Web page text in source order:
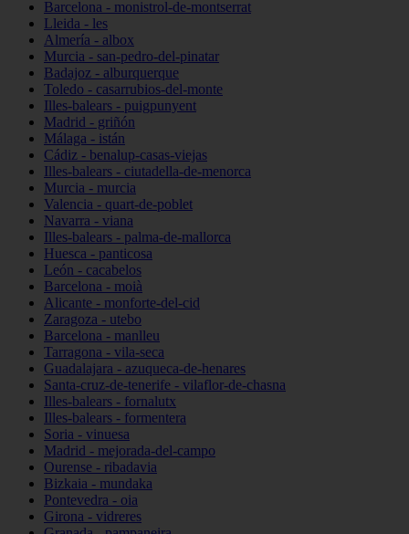
Barcelona - monistrol-de-montserrat
Lleida - les
Almería - albox
Murcia - san-pedro-del-pinatar
Badajoz - alburquerque
Toledo - casarrubios-del-monte
Illes-balears - puigpunyent
Madrid - griñón
Málaga - istán
Cádiz - benalup-casas-viejas
Illes-balears - ciutadella-de-menorca
Murcia - murcia
Valencia - quart-de-poblet
Navarra - viana
Illes-balears - palma-de-mallorca
Huesca - panticosa
León - cacabelos
Barcelona - moià
Alicante - monforte-del-cid
Zaragoza - utebo
Barcelona - manlleu
Tarragona - vila-seca
Guadalajara - azuqueca-de-henares
Santa-cruz-de-tenerife - vilaflor-de-chasna
Illes-balears - fornalutx
Illes-balears - formentera
Soria - vinuesa
Madrid - mejorada-del-campo
Ourense - ribadavia
Bizkaia - mundaka
Pontevedra - oia
Girona - vidreres